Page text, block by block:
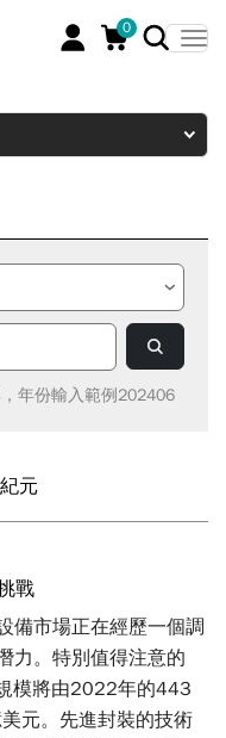
0
年份輸入範例202406
元
戰
備市場正在經歷一個調
力。特別值得注意的
模將由2022年的443
元。先進封裝的技術